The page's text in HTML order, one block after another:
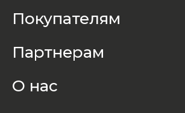
Покупателям
Партнерам
О нас